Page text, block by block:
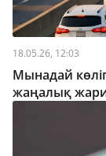
18.05.26, 12:03
Мынадай
жаңалық